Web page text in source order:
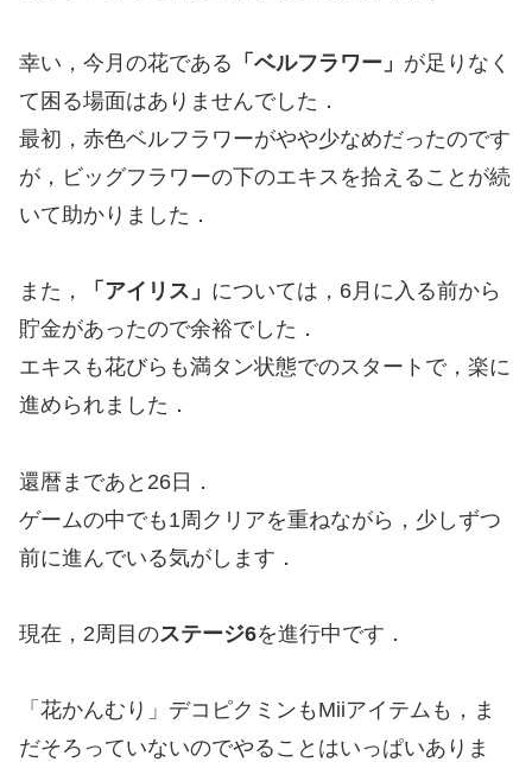
幸い，今月の花である 「ベルフラワー」 が足りなく
て困る場面はありませんでした．
最初，赤色ベルフラワーがやや少なめだったのです
が，ビッグフラワーの下のエキスを拾えることが続
いて助かりました．
また， 「アイリス」 については，6月に入る前から
貯金があったので余裕でした．
エキスも花びらも満タン状態でのスタートで，楽に
進められました．
還暦まであと26日．
ゲームの中でも1周クリアを重ねながら，少しずつ
前に進んでいる気がします．
現在，2周目のステージ6を進行中です．
「花かんむり」デコピクミンもMiiアイテムも，ま
だそろっていないのでやることはいっぱいありま